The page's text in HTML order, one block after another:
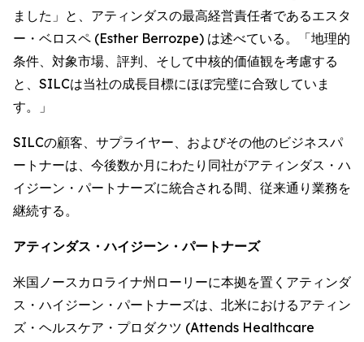
ました」と、アティンダスの最高経営責任者であるエスタ
ー・ベロスペ (Esther Berrozpe) は述べている。「地理的
条件、対象市場、評判、そして中核的価値観を考慮する
と、SILCは当社の成長目標にほぼ完璧に合致していま
す。」
SILCの顧客、サプライヤー、およびその他のビジネスパ
ートナーは、今後数か月にわたり同社がアティンダス・ハ
イジーン・パートナーズに統合される間、従来通り業務を
継続する。
アティンダス・ハイジーン・パートナーズ
米国ノースカロライナ州ローリーに本拠を置くアティンダ
ス・ハイジーン・パートナーズは、北米におけるアティン
ズ・ヘルスケア・プロダクツ (Attends Healthcare